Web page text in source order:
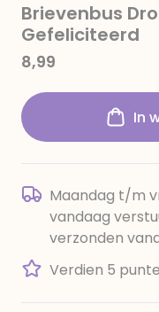
Brievenbus
Gefeliciteerd
8,99
In
Maandag t/m
vandaag
verzonden
Verdien 5